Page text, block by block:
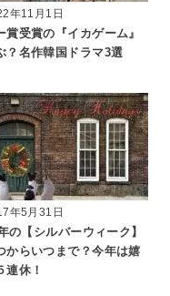
年11月1日
賞受賞の『イカゲーム』
？名作韓国ドラマ3選
年5月31日
の【シルバーウィーク】
からいつまで？今年は嬉
連休！